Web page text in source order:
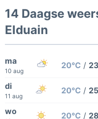
14 Daagse
Elduain
ma
10 aug
20°C /
di
11 aug
20°C /
wo 20°C /